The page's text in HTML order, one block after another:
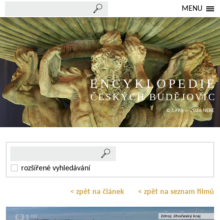
MENU
ENCYKLOPEDIE
ČESKÝCH BUDĚJOVIC
© 1998 — 2026 NEBE
rozšířené vyhledávání
< zpět na článek < zpět na seznam filmů